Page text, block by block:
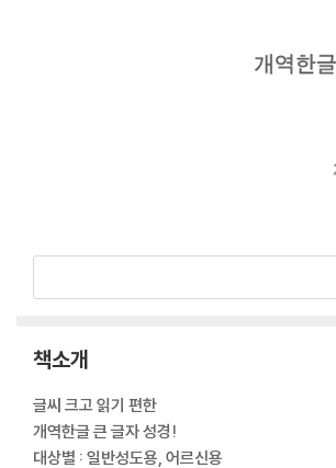
책소개
글씨 크고 읽기 편한
개역한글 큰 글자 성경!
대상별 : 일반성도용, 어르신용